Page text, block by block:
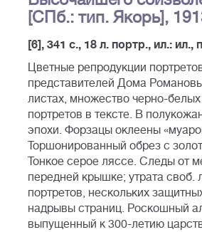
[СПб.: тип. Якорь],
[6], 341 с., 18 л. портр., ил.: ил.,
Цветные репродукции
представителей Дома
листах, множество черно-
портретов в тексте. В
эпохи. Форзацы оклеены
Торшонированный обрез с
Тонкое серое ляссе. Следы от
передней крышке; утрата своб.
портретов, нескольких
надрывы страниц. Роскошный
выпущенный к 300-летию